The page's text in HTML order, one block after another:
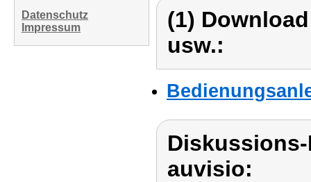
Datenschutz
Impressum
(1)
usw.:
auvisio: